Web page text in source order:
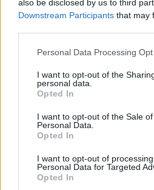
also be disclosed by us to third
Downstream Participants that may
Personal Data Processing
I want to opt-out of the
personal data.
Opted In
I want to opt-out of the Sale
Personal Data.
Opted In
I want to opt-out of
Personal Data for Targeted
Opted In
ΔΕΙΤΕ ΕΠΙΣΗΣ
ΣΤΗΝ ΙΔΙΑ
του
εισιτήρια